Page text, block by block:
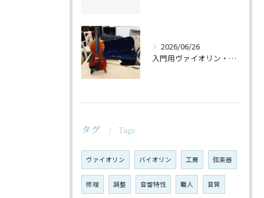
2026/06/26
入門用ヴァイオリン・セットの仕上げ♪
タグ Tags
ヴァイオリン バイオリン 工房 弦楽器
修理 調整 音響特性 職人 音質